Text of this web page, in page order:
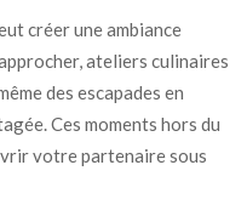
créer une ambiance
ateliers culinaires
des escapades en
Ces moments hors du
votre partenaire sous